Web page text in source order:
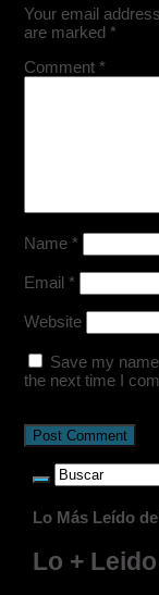
Your email
are marked *
Comment *
Name *
Email *
Website
Save my
the next time I
Lo Más Leído
Lo +